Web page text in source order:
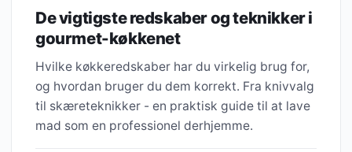
De vigtigste redskaber og teknikker i
gourmet-køkkenet
Hvilke køkkeredskaber har du virkelig brug for,
og hvordan bruger du dem korrekt. Fra knivvalg
til skæreteknikker - en praktisk guide til at lave
mad som en professionel derhjemme.